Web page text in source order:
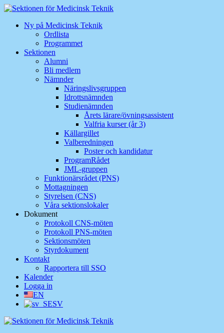
Hoppa
innehållNy på Medicinsk Teknik
Ordlista
Programmet
Sektionen
Alumni
Bli medlem
Nämnder
Näringslivsgruppen
Idrottsnämnden
Studienämnden
Årets lärare/övningsassistent
Valfria kurser (år 3)
Källargillet
Valberedningen
Poster och kandidatur
ProgramRådet
JML-gruppen
Funktionärsrådet (PNS)
Mottagningen
Styrelsen (CNS)
Våra sektionslokaler
Dokument
Protokoll CNS-möten
Protokoll PNS-möten
Sektionsmöten
Styrdokument
Kontakt
Rapportera till SSO
Kalender
Logga in
EN
SV